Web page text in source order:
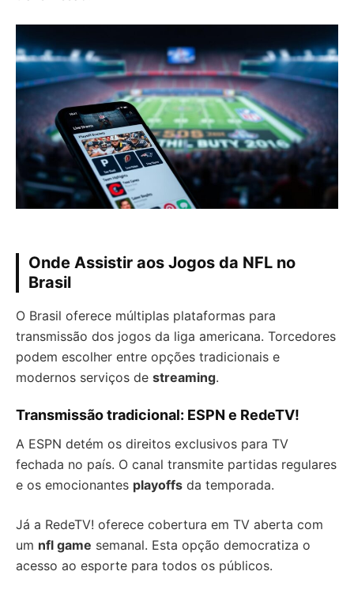
Onde Assistir aos Jogos da NFL no
Brasil
O Brasil oferece múltiplas plataformas para
transmissão dos jogos da liga americana. Torcedores
podem escolher entre opções tradicionais e
modernos serviços de streaming.
Transmissão tradicional: ESPN e RedeTV!
A ESPN detém os direitos exclusivos para TV
fechada no país. O canal transmite partidas regulares
e os emocionantes playoffs da temporada.
Já a RedeTV! oferece cobertura em TV aberta com
um nfl game semanal. Esta opção democratiza o
acesso ao esporte para todos os públicos.